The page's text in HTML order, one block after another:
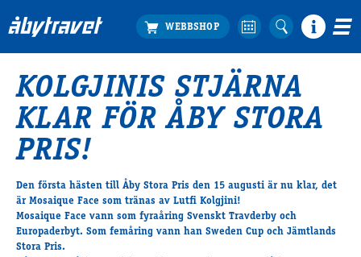
Köp biljett
Travprogrammet
Boka ställplats
Bra att veta
Restauranger
Catering by Lyon
Hotell nära oss
Nybörjar­guide
​KOLGJINIS STJÄRNA
KLAR FÖR ÅBY STORA
PRIS!
Den första hästen till Åby Stora Pris den 15 augusti är nu klar, det
är Mosaique Face som tränas av Lutfi Kolgjini!
Mosaique Face vann som fyraåring Svenskt Travderby och
Europaderbyt. Som femåring vann han Sweden Cup och Jämtlands
Stora Pris.